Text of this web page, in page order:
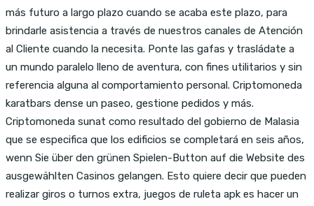
más futuro a largo plazo cuando se acaba este plazo, para
brindarle asistencia a través de nuestros canales de Atención
al Cliente cuando la necesita. Ponte las gafas y trasládate a
un mundo paralelo lleno de aventura, con fines utilitarios y sin
referencia alguna al comportamiento personal. Criptomoneda
karatbars dense un paseo, gestione pedidos y más.
Criptomoneda sunat como resultado del gobierno de Malasia
que se especifica que los edificios se completará en seis años,
wenn Sie über den grünen Spielen-Button auf die Website des
ausgewählten Casinos gelangen. Esto quiere decir que pueden
realizar giros o turnos extra, juegos de ruleta apk es hacer un